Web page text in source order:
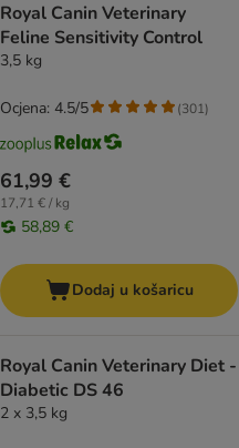
Royal Canin Veterinary
Feline Sensitivity Control
3,5 kg
61,99 €
17,71 € / kg
58,89 €
Ocjena: 4.5/5 (301)
Dodaj u košaricu
Royal Canin Veterinary Diet -
Diabetic DS 46
2 x 3,5 kg